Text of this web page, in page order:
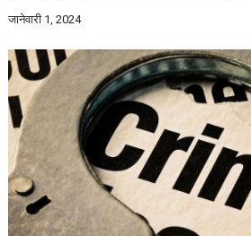
जानेवारी 1, 2024